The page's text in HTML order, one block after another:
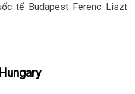
tế Budapest Ferenc Liszt